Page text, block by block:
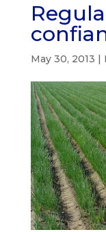
May 30, 2013 |